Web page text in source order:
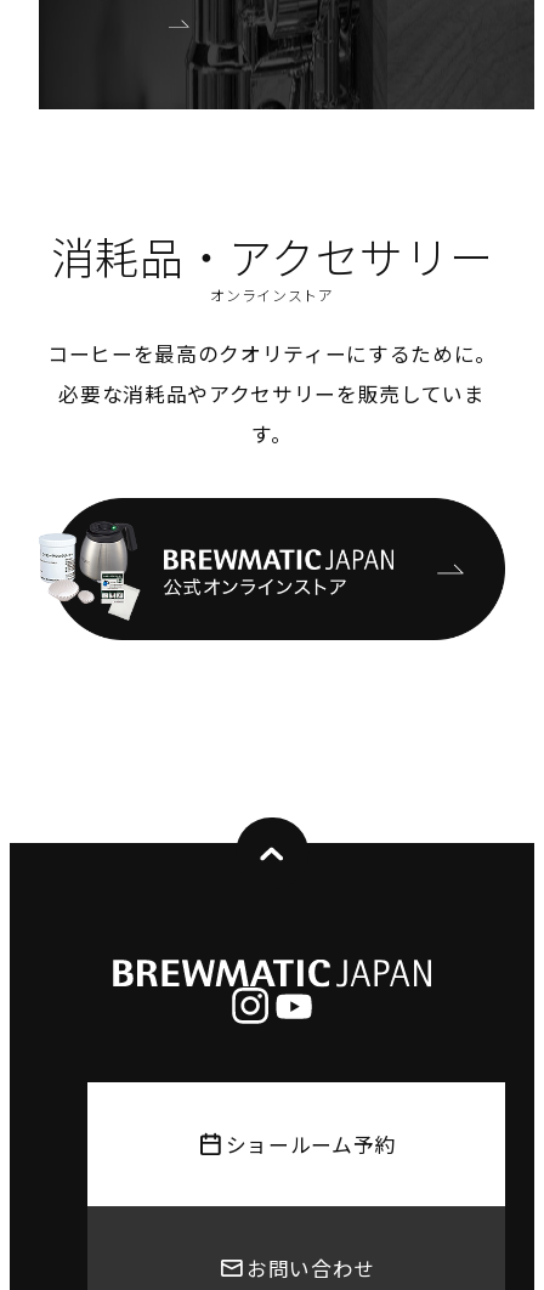
消耗品・アクセサリー
オンラインストア
コーヒーを最高のクオリティーにするために。
必要な消耗品やアクセサリーを販売していま
す。
ショールーム予約
お問い合わせ